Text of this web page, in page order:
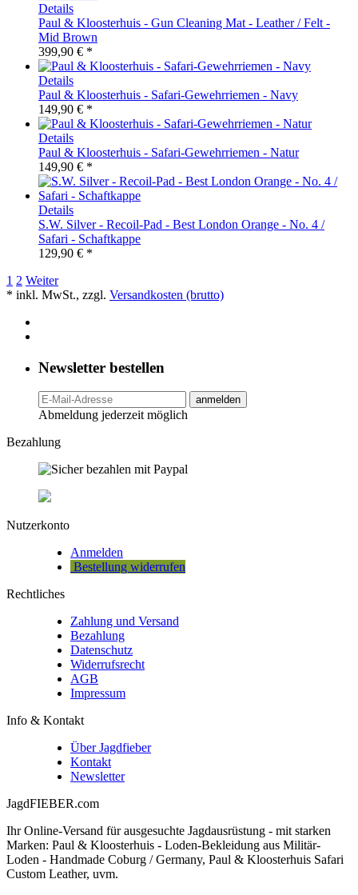
Details
Paul & Kloosterhuis - Gun Cleaning Mat - Leather / Felt -
Mid Brown
399,90 € *
Details
Paul & Kloosterhuis - Safari-Gewehrriemen - Navy
149,90 € *
Details
Paul & Kloosterhuis - Safari-Gewehrriemen - Natur
149,90 € *
Details
S.W. Silver - Recoil-Pad - Best London Orange - No. 4 /
Safari - Schaftkappe
129,90 € *
1 2 Weiter
* inkl. MwSt., zzgl. Versandkosten (brutto)
Newsletter bestellen
anmelden
Abmeldung jederzeit möglich
Bezahlung
Nutzerkonto
Anmelden
Bestellung widerrufen
Rechtliches
Zahlung und Versand
Bezahlung
Datenschutz
Widerrufsrecht
AGB
Impressum
Info & Kontakt
Über Jagdfieber
Kontakt
Newsletter
JagdFIEBER.com
Ihr Online-Versand für ausgesuchte Jagdausrüstung - mit starken
Marken: Paul & Kloosterhuis - Loden-Bekleidung aus Militär-
Loden - Handmade Coburg / Germany, Paul & Kloosterhuis Safari
Custom Leather, uvm.